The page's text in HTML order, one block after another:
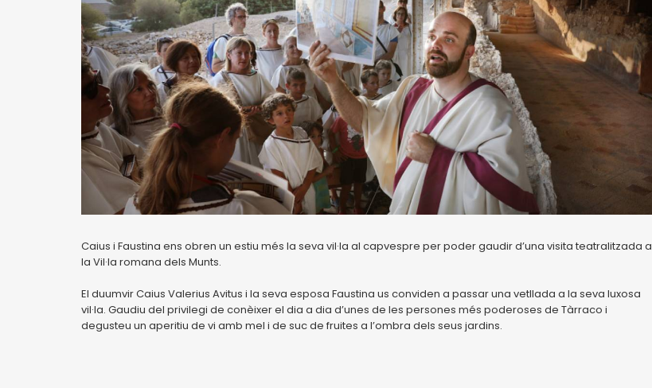
Caius i Faustina ens obren un estiu més la seva vil·la al capvespre per poder gaudir d’una visita teatralitzada a
la Vil·la romana dels Munts.
El duumvir Caius Valerius Avitus i la seva esposa Faustina us conviden a passar una vetllada a la seva luxosa
vil·la. Gaudiu del privilegi de conèixer el dia a dia d’unes de les persones més poderoses de Tàrraco i
degusteu un aperitiu de vi amb mel i de suc de fruites a l’ombra dels seus jardins.